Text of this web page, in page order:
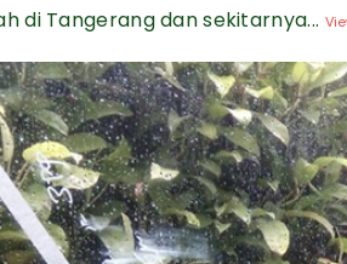
di Tangerang dan sekitarnya...